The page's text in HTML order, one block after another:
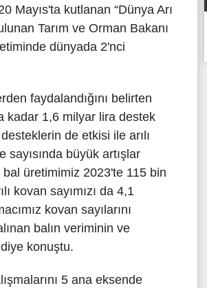
Mayıs'ta kutlanan “Dünya Arı
Tarım ve Orman Bakanı
dünyada 2'nci
faydalandığını belirten
kadar 1,6 milyar lira destek
de etkisi ile arılı
sayısında büyük artışlar
üretimimiz 2023'te 115 bin
kovan sayımızı da 4,1
kovan sayılarını
balın veriminin ve
konuştu.
5 ana eksende